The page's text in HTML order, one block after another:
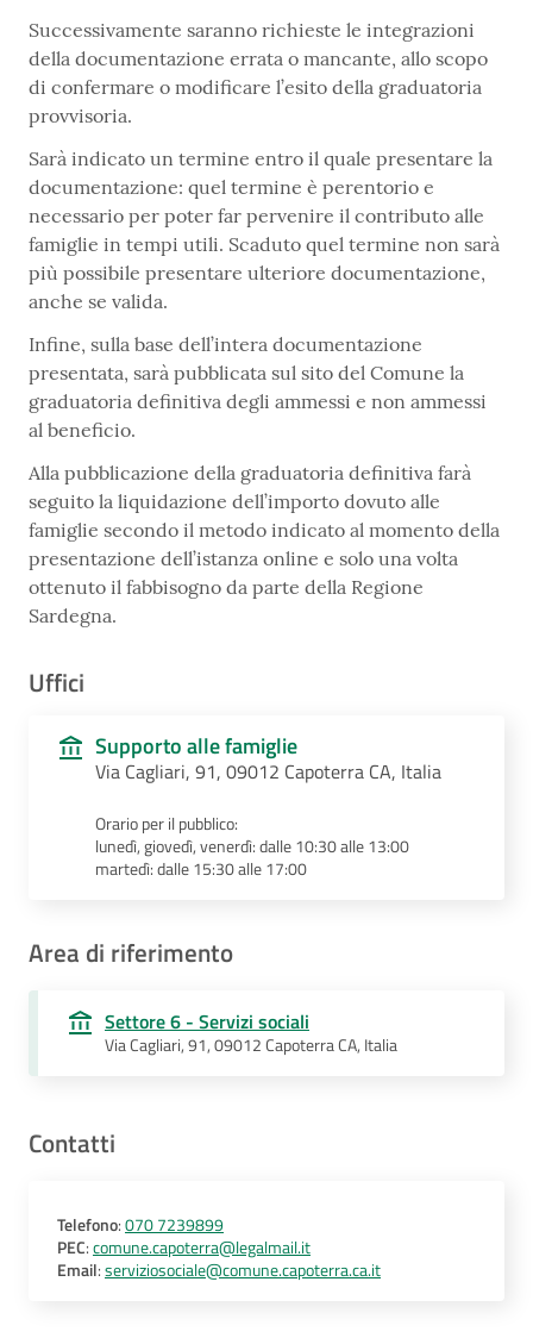
Successivamente saranno richieste le integrazioni
della documentazione errata o mancante, allo scopo
di confermare o modificare l’esito della graduatoria
provvisoria.
Sarà indicato un termine entro il quale presentare la
documentazione: quel termine è perentorio e
necessario per poter far pervenire il contributo alle
famiglie in tempi utili. Scaduto quel termine non sarà
più possibile presentare ulteriore documentazione,
anche se valida.
Infine, sulla base dell’intera documentazione
presentata, sarà pubblicata sul sito del Comune la
graduatoria definitiva degli ammessi e non ammessi
al beneficio.
Alla pubblicazione della graduatoria definitiva farà
seguito la liquidazione dell’importo dovuto alle
famiglie secondo il metodo indicato al momento della
presentazione dell’istanza online e solo una volta
ottenuto il fabbisogno da parte della Regione
Sardegna.
Uffici
Supporto alle famiglie
Via Cagliari, 91, 09012 Capoterra CA, Italia
Orario per il pubblico:
lunedì, giovedì, venerdì: dalle 10:30 alle 13:00
martedì: dalle 15:30 alle 17:00
Area di riferimento
Settore 6 - Servizi sociali
Via Cagliari, 91, 09012 Capoterra CA, Italia
Contatti
Telefono:070 7239899
PEC:comune.capoterra@legalmail.it
Email:serviziosociale@comune.capoterra.ca.it